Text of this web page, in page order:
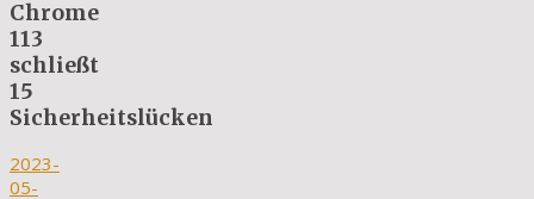
Chrome
113
schließt
15
Sicherheitslücken
2023-
05-